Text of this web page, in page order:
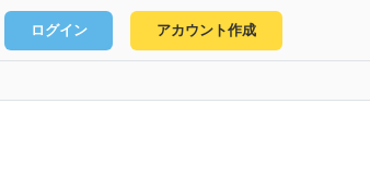
ログイン アカウント作成